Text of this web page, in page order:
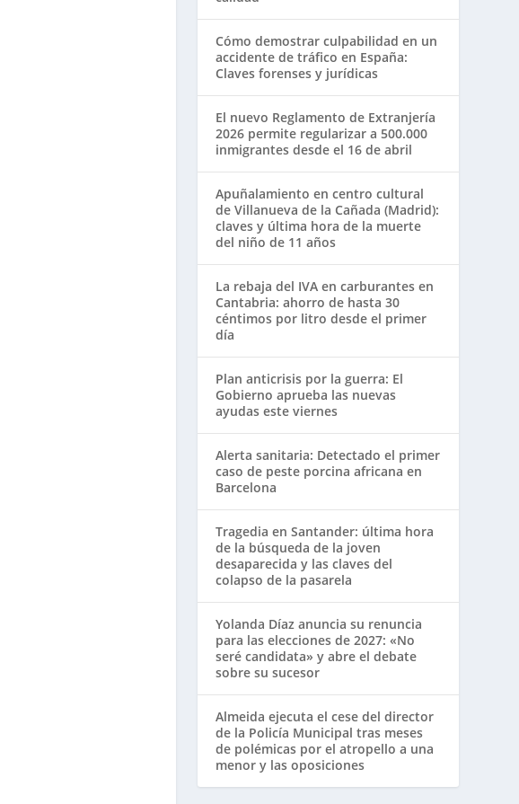
Cómo demostrar culpabilidad en un
accidente de tráfico en España:
Claves forenses y jurídicas
El nuevo Reglamento de Extranjería
2026 permite regularizar a 500.000
inmigrantes desde el 16 de abril
Apuñalamiento en centro cultural
de Villanueva de la Cañada (Madrid):
claves y última hora de la muerte
del niño de 11 años
La rebaja del IVA en carburantes en
Cantabria: ahorro de hasta 30
céntimos por litro desde el primer
día
Plan anticrisis por la guerra: El
Gobierno aprueba las nuevas
ayudas este viernes
Alerta sanitaria: Detectado el primer
caso de peste porcina africana en
Barcelona
Tragedia en Santander: última hora
de la búsqueda de la joven
desaparecida y las claves del
colapso de la pasarela
Yolanda Díaz anuncia su renuncia
para las elecciones de 2027: «No
seré candidata» y abre el debate
sobre su sucesor
Almeida ejecuta el cese del director
de la Policía Municipal tras meses
de polémicas por el atropello a una
menor y las oposiciones